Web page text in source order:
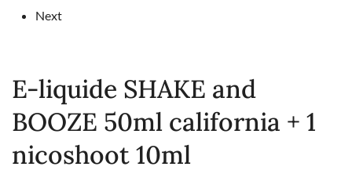
Next
E-liquide SHAKE and
BOOZE 50ml california + 1
nicoshoot 10ml